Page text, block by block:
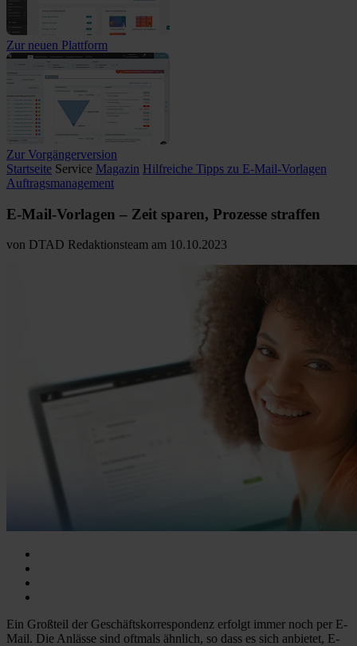
Zur neuen Plattform
Zur Vorgängerversion
Startseite Service Magazin Hilfreiche Tipps zu E-Mail-Vorlagen
Auftragsmanagement
E-Mail-Vorlagen – Zeit sparen, Prozesse straffen
von DTAD Redaktionsteam am 10.10.2023
Ein Großteil der Geschäftskorrespondenz erfolgt immer noch per E-
Mail. Die Anlässe sind oftmals ähnlich, so dass es sich anbietet, E-